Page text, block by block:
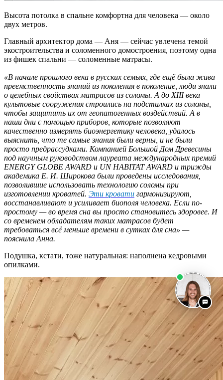
Высота потолка в спальне комфортна для человека — около
двух метров.
Главный архитектор дома — Аня — сейчас увлечена темой
экостроительства и соломенного домостроения, поэтому одна
из фишек спальни — соломенные матрасы.
«В начале прошлого века в русских семьях, где ещё была жива
преемственность знаний из поколения в поколение, люди знали
о целебных свойствах матрасов из соломы. А до XIII века
культовые сооружения строились на подстилках из соломы,
чтобы защитить их от геопатогенных воздействий. А в
наши дни с помощью приборов, которые позволяют
качественно измерять биоэнергетику человека, удалось
выяснить, что те самые знания были верны, и не были
просто предрассудками. Компанией Большой Дом Древесины
под научным руководством лауреата международных премий
ENERGY GLOBE AWARD и UN HABITAT AWARD и трижды
академика Е. И. Широкова были проведены исследования,
позволившие использовать технологию соломы при
изготовлении кроватей. Эти кровати гармонизируют,
восстанавливают и усиливает биополя человека. Если по-
простому — во время сна вы просто становитесь здоровее. И
со временем обладателям таких матрасов будет
требоваться всё меньше времени в сутках для сна» —
пояснила Анна.
Подушка, кстати, тоже натуральная: наполнена кедровыми
опилками.